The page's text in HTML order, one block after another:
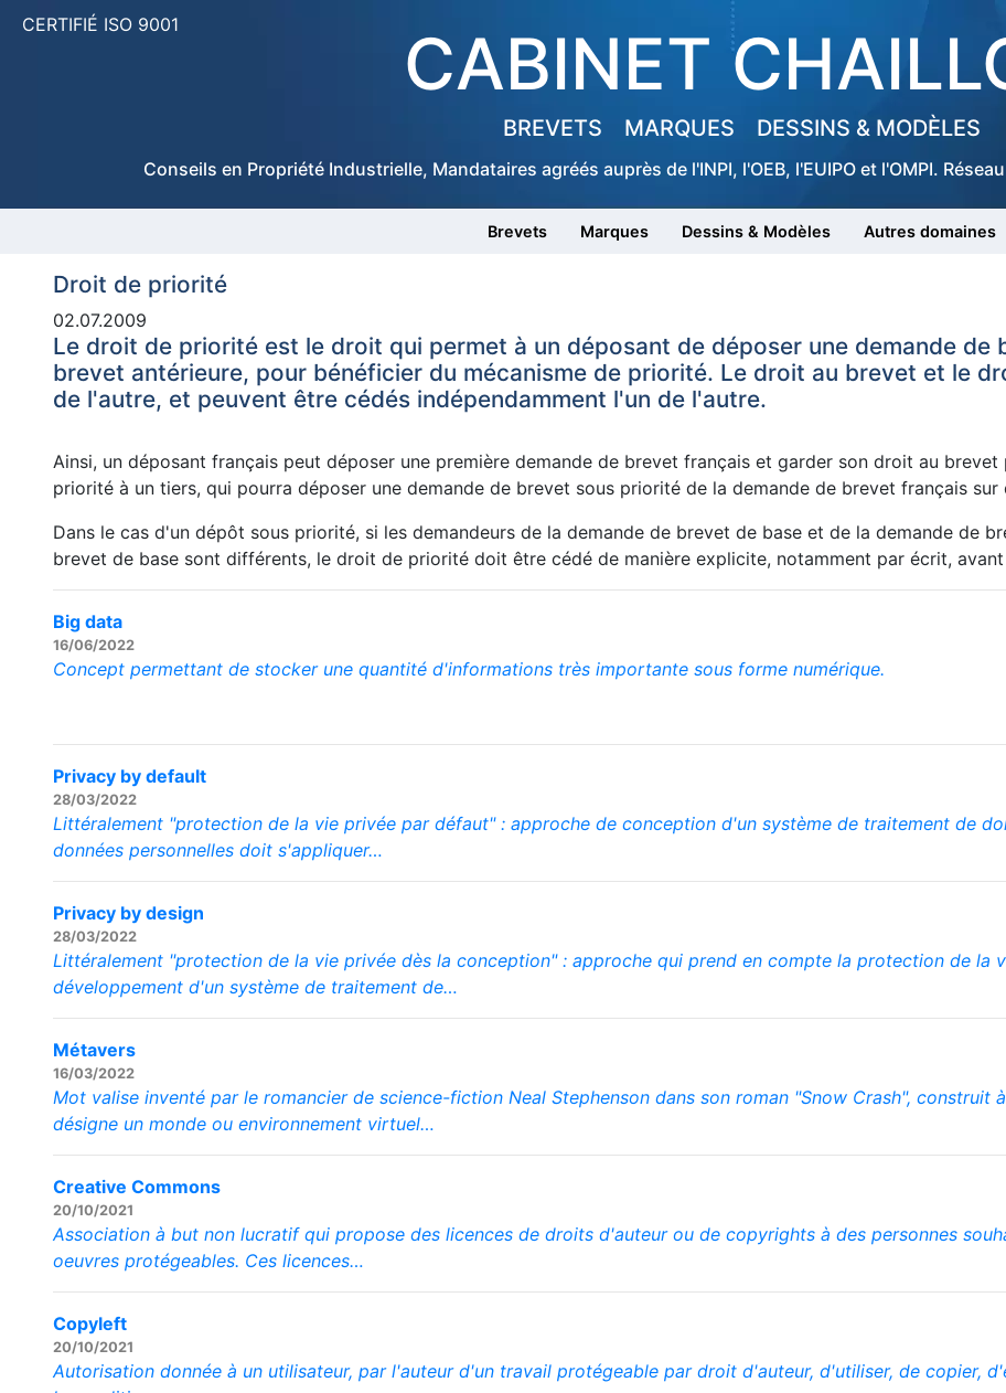
CABINET
BREVETS MARQUES DESSINS & MODÈLES
Conseils en Propriété Industrielle, Mandataires agréés auprès de l'INPI, l'OEB, l'EUIPO et l'OMPI.
CERTIFIÉ ISO 9001
Brevets Marques Dessins & Modèles Autres domaines
Droit de priorité
02.07.2009
Le droit de priorité est le droit qui permet à un déposant de déposer une demande
brevet antérieure, pour bénéficier du mécanisme de priorité. Le droit au brevet et le
de l'autre, et peuvent être cédés indépendamment l'un de l'autre.
Ainsi, un déposant français peut déposer une première demande de brevet français et garder son droit au
priorité à un tiers, qui pourra déposer une demande de brevet sous priorité de la demande de brevet français
Dans le cas d'un dépôt sous priorité, si les demandeurs de la demande de brevet de base et de la demande de
brevet de base sont différents, le droit de priorité doit être cédé de manière explicite, notamment par écrit,
Big data
16/06/2022
Concept permettant de stocker une quantité d'informations très importante sous forme numérique.
Privacy by default
28/03/2022
Littéralement "protection de la vie privée par défaut" : approche de conception d'un système de traitement de
données personnelles doit s'appliquer…
Privacy by design
28/03/2022
Littéralement "protection de la vie privée dès la conception" : approche qui prend en compte la protection de la
développement d'un système de traitement de…
Métavers
16/03/2022
Mot valise inventé par le romancier de science-fiction Neal Stephenson dans son roman "Snow Crash",
désigne un monde ou environnement virtuel…
Creative Commons
20/10/2021
Association à but non lucratif qui propose des licences de droits d'auteur ou de copyrights à des personnes
oeuvres protégeables. Ces licences…
Copyleft
20/10/2021
Autorisation donnée à un utilisateur, par l'auteur d'un travail protégeable par droit d'auteur, d'utiliser, de copier,